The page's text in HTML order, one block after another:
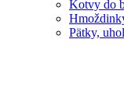
Kotvy do
Pätky,